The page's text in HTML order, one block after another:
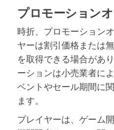
プロモーション
時折、プロモーション
ヤーは割引価格または
を取得できる場合があ
ーションは小売業者に
ベントやセール期間に
ます。
プレイヤーは、ゲーム